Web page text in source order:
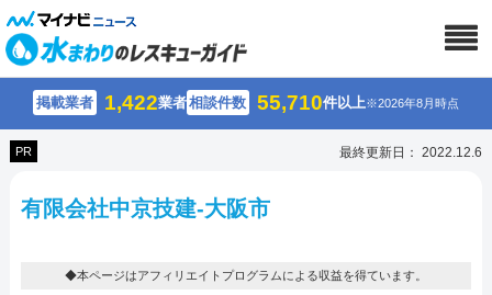
掲載業者 1,422業者相談件数 55,710件以上※2026年8月時点
PR 最終更新日： 2022.12.6
有限会社中京技建-大阪市
◆本ページはアフィリエイトプログラムによる収益を得ています。